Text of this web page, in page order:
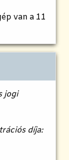
van a 11
jogi
díja: